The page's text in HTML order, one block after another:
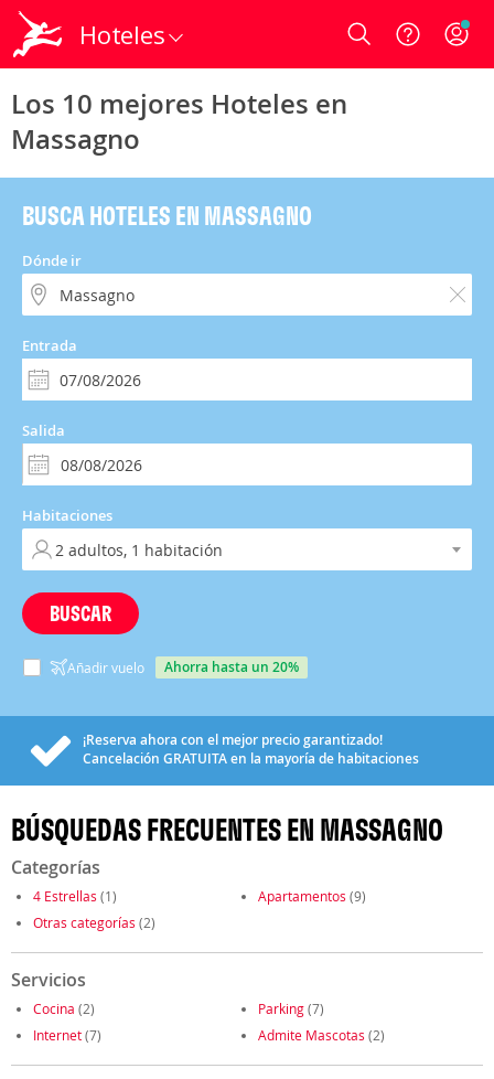
Hoteles Login
Los 10 mejores Hoteles en
Massagno
BUSCA HOTELES EN MASSAGNO
Dónde ir
Entrada
Salida
Habitaciones
BUSCAR
Añadir vuelo ahorra hasta un 20%
¡Reserva ahora con el mejor precio garantizado!
Cancelación GRATUITAen la mayoría de habitaciones
BÚSQUEDAS FRECUENTES EN MASSAGNO
Categorías
4 Estrellas (1) Apartamentos (9)
Otras categorías (2)
Servicios
Cocina (2) Parking(7)
Internet(7) Admite Mascotas (2)